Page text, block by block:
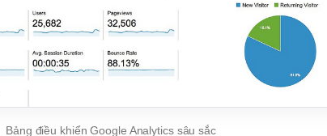
Bảng điều khiển Google Analytics sâu sắc